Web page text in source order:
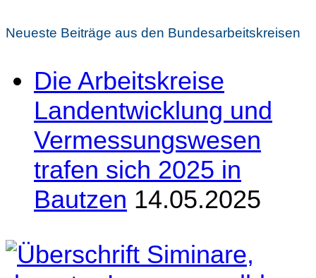
Neueste Beiträge aus den Bundesarbeitskreisen
Die Arbeitskreise
Landentwicklung und
Vermessungswesen
trafen sich 2025 in
Bautzen 14.05.2025